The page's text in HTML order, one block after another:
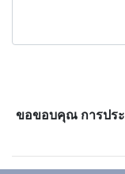
ขอขอบคุณ การปร